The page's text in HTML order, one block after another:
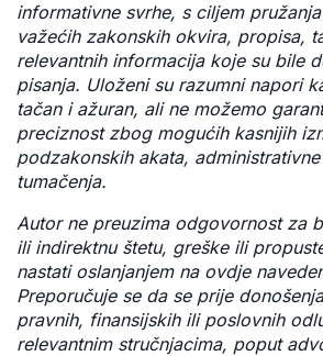
informativne svrhe, s ciljem
važećih zakonskih okvira, propisa,
relevantnih informacija koje su bile
pisanja. Uloženi su razumni napori
tačan i ažuran, ali ne možemo
preciznost zbog mogućih kasnijih
podzakonskih akata,
tumačenja.
Autor ne preuzima odgovornost za
ili indirektnu štetu, greške ili
nastati oslanjanjem na ovdje
Preporučuje se da se prije
pravnih, finansijskih ili poslovnih
relevantnim stručnjacima, poput